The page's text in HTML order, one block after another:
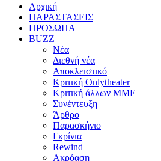
Αρχική
ΠΑΡΑΣΤΑΣΕΙΣ
ΠΡΟΣΩΠΑ
BUZZ
Νέα
Διεθνή νέα
Αποκλειστικό
Κριτική Onlytheater
Κριτική άλλων ΜΜΕ
Συνέντευξη
Άρθρο
Παρασκήνιο
Γκρίνια
Rewind
Ακρόαση